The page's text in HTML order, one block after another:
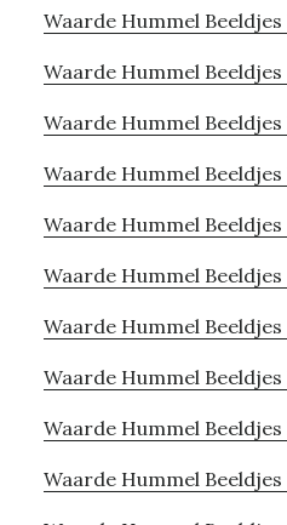
Waarde Hummel
Waarde Hummel
Waarde Hummel
Waarde Hummel Beeldjes
Waarde Hummel Beeldjes
Waarde Hummel Beeldjes
Waarde Hummel
Waarde Hummel
Waarde Hummel
Waarde Hummel